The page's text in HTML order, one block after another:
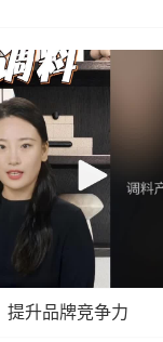
提升品牌竞争力